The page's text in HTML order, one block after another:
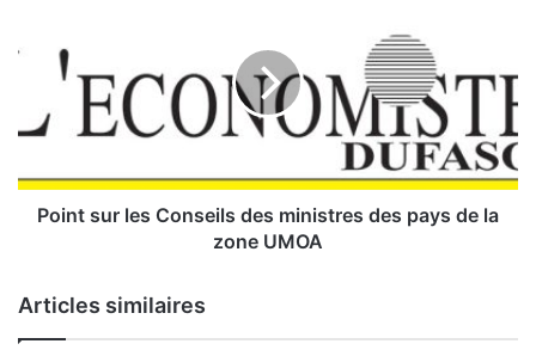
a
i
t
:
u
l
n
s
Point sur les Conseils des ministres des pays de la
zone UMOA
Articles similaires